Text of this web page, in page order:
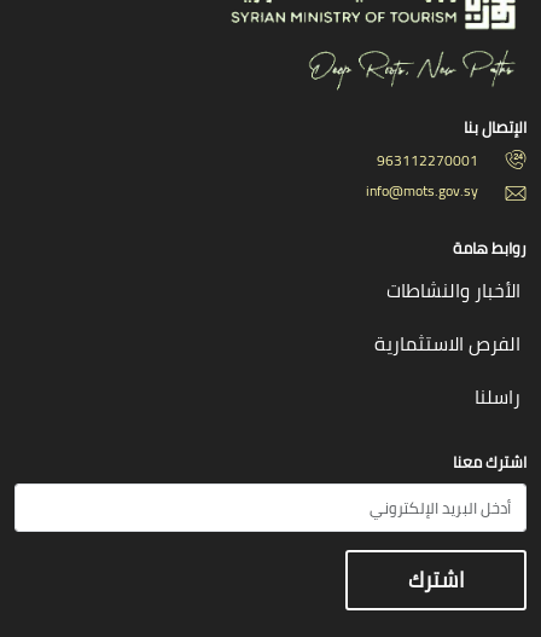
الإتصال بنا
963112270001
info@mots.gov.sy
روابط هامة
الأخبار والنشاطات
الفرص الاستثمارية
راسلنا
اشترك معنا